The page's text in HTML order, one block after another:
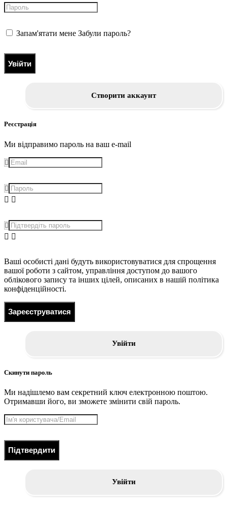
Запам'ятати мене Забули пароль?
Увійти
Створити аккаунт
Реєстрація
Ми відправимо пароль на ваш e-mail
Ваші особисті дані будуть використовуватися для спрощення
вашої роботи з сайтом, управління доступом до вашого
облікового запису та інших цілей, описаних в нашій політика
конфіденційності.
Зареєструватися
Увійти
Скинути пароль
Ми надішлемо вам секретний ключ електронною поштою.
Отримавши його, ви зможете змінити свій пароль.
Підтвердити
Увійти